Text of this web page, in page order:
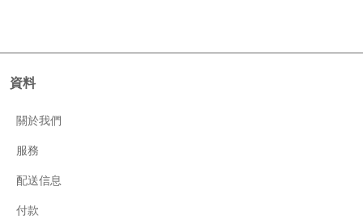
資料
關於我們
服務
配送信息
付款